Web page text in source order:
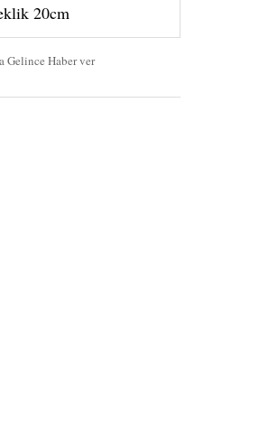
20cm
Gelince Haber ver